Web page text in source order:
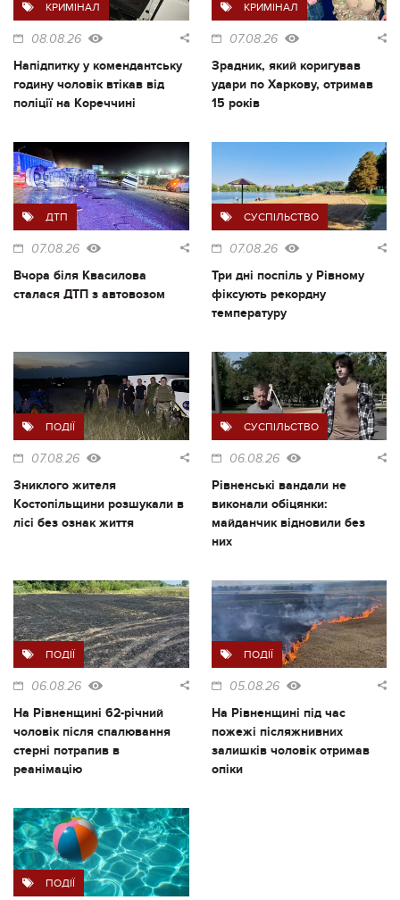
КРИМІНАЛ
08.08.26
Напідпитку у комендантську
годину чоловік втікав від
поліції на Кореччині
КРИМІНАЛ
07.08.26
Зрадник, який коригував
удари по Харкову, отримав
15 років
ДТП
07.08.26
Вчора біля Квасилова
сталася ДТП з автовозом
СУСПІЛЬСТВО
07.08.26
Три дні поспіль у Рівному
фіксують рекордну
температуру
ПОДІЇ
07.08.26
Зниклого жителя
Костопільщини розшукали в
лісі без ознак життя
СУСПІЛЬСТВО
06.08.26
Рівненські вандали не
виконали обіцянки:
майданчик відновили без
них
ПОДІЇ
06.08.26
На Рівненщині 62-річний
чоловік після спалювання
стерні потрапив в
реанімацію
ПОДІЇ
05.08.26
На Рівненщині під час
пожежі післяжнивних
залишків чоловік отримав
опіки
ПОДІЇ